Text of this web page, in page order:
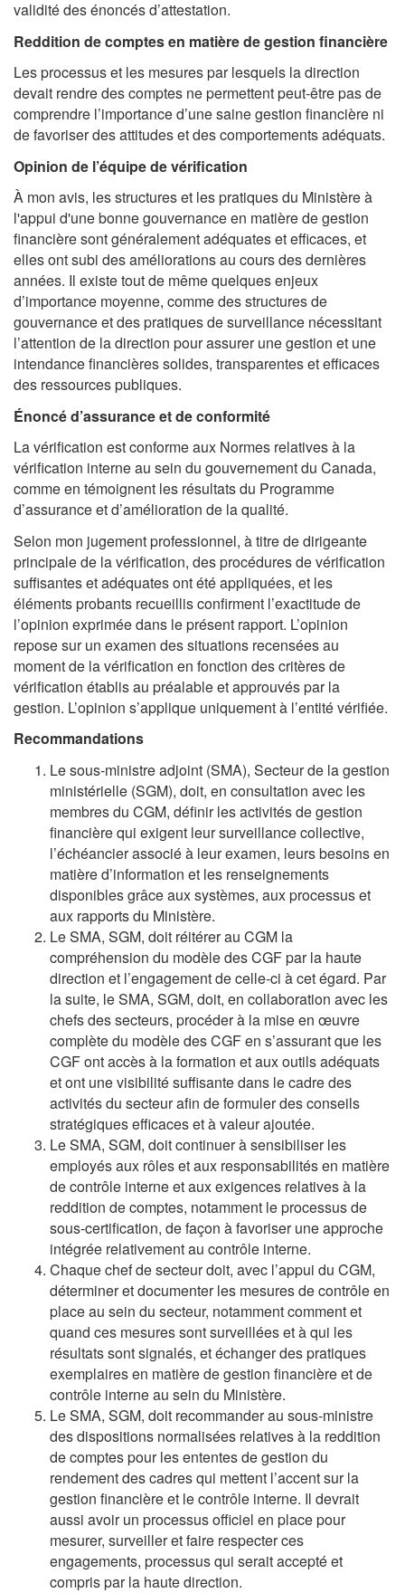
validité des énoncés d’attestation.
Reddition de comptes en matière de gestion financière
Les processus et les mesures par lesquels la direction
devait rendre des comptes ne permettent peut-être pas de
comprendre l’importance d’une saine gestion financière ni
de favoriser des attitudes et des comportements adéquats.
Opinion de l’équipe de vérification
À mon avis, les structures et les pratiques du Ministère à
l'appui d'une bonne gouvernance en matière de gestion
financière sont généralement adéquates et efficaces, et
elles ont subi des améliorations au cours des dernières
années. Il existe tout de même quelques enjeux
d’importance moyenne, comme des structures de
gouvernance et des pratiques de surveillance nécessitant
l’attention de la direction pour assurer une gestion et une
intendance financières solides, transparentes et efficaces
des ressources publiques.
Énoncé d’assurance et de conformité
La vérification est conforme aux Normes relatives à la
vérification interne au sein du gouvernement du Canada,
comme en témoignent les résultats du Programme
d’assurance et d’amélioration de la qualité.
Selon mon jugement professionnel, à titre de dirigeante
principale de la vérification, des procédures de vérification
suffisantes et adéquates ont été appliquées, et les
éléments probants recueillis confirment l’exactitude de
l’opinion exprimée dans le présent rapport. L’opinion
repose sur un examen des situations recensées au
moment de la vérification en fonction des critères de
vérification établis au préalable et approuvés par la
gestion. L’opinion s’applique uniquement à l’entité vérifiée.
Recommandations
Le sous-ministre adjoint (SMA), Secteur de la gestion
ministérielle (SGM), doit, en consultation avec les
membres du CGM, définir les activités de gestion
financière qui exigent leur surveillance collective,
l’échéancier associé à leur examen, leurs besoins en
matière d’information et les renseignements
disponibles grâce aux systèmes, aux processus et
aux rapports du Ministère.
Le SMA, SGM, doit réitérer au CGM la
compréhension du modèle des CGF par la haute
direction et l’engagement de celle-ci à cet égard. Par
la suite, le SMA, SGM, doit, en collaboration avec les
chefs des secteurs, procéder à la mise en œuvre
complète du modèle des CGF en s’assurant que les
CGF ont accès à la formation et aux outils adéquats
et ont une visibilité suffisante dans le cadre des
activités du secteur afin de formuler des conseils
stratégiques efficaces et à valeur ajoutée.
Le SMA, SGM, doit continuer à sensibiliser les
employés aux rôles et aux responsabilités en matière
de contrôle interne et aux exigences relatives à la
reddition de comptes, notamment le processus de
sous-certification, de façon à favoriser une approche
intégrée relativement au contrôle interne.
Chaque chef de secteur doit, avec l’appui du CGM,
déterminer et documenter les mesures de contrôle en
place au sein du secteur, notamment comment et
quand ces mesures sont surveillées et à qui les
résultats sont signalés, et échanger des pratiques
exemplaires en matière de gestion financière et de
contrôle interne au sein du Ministère.
Le SMA, SGM, doit recommander au sous-ministre
des dispositions normalisées relatives à la reddition
de comptes pour les ententes de gestion du
rendement des cadres qui mettent l’accent sur la
gestion financière et le contrôle interne. Il devrait
aussi avoir un processus officiel en place pour
mesurer, surveiller et faire respecter ces
engagements, processus qui serait accepté et
compris par la haute direction.